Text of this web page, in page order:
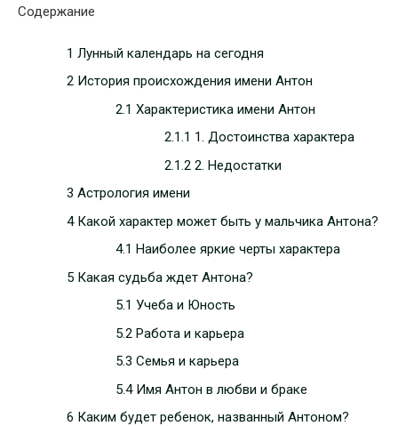
Содержание
1 Лунный календарь на сегодня
2 История происхождения имени Антон
2.1 Характеристика имени Антон
2.1.1 1. Достоинства характера
2.1.2 2. Недостатки
3 Астрология имени
4 Какой характер может быть у мальчика Антона?
4.1 Наиболее яркие черты характера
5 Какая судьба ждет Антона?
5.1 Учеба и Юность
5.2 Работа и карьера
5.3 Семья и карьера
5.4 Имя Антон в любви и браке
6 Каким будет ребенок, названный Антоном?